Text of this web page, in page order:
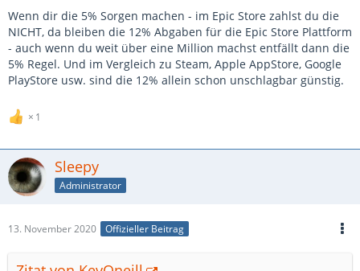
Wenn dir die 5% Sorgen machen - im Epic Store zahlst du die
NICHT, da bleiben die 12% Abgaben für die Epic Store Plattform
- auch wenn du weit über eine Million machst entfällt dann die
5% Regel. Und im Vergleich zu Steam, Apple AppStore, Google
PlayStore usw. sind die 12% allein schon unschlagbar günstig.
1
Sleepy
Administrator
13. November 2020 Offizieller Beitrag